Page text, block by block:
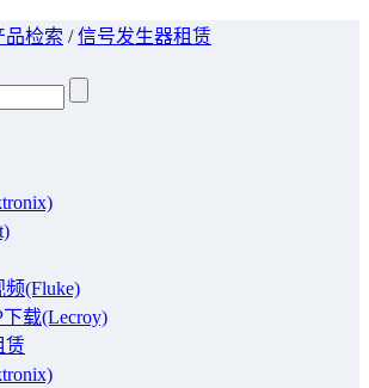
品检索 /信号发生器租赁
(Fluke)
载(Lecroy)
赁